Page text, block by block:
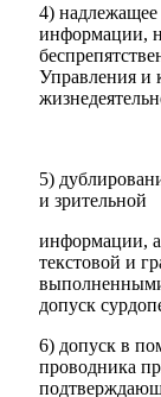
4) надлежащее
информации,
Управления и
5)
и зрительной
информации,
текстовой и
допуск
6) допуск в
проводника